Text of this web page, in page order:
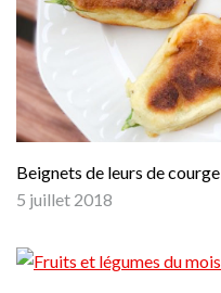
Beignets de leurs de courge
5 juillet 2018